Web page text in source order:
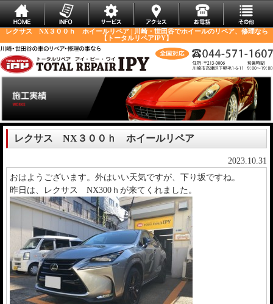
レクサス NX３００ｈ ホイールリペア | 川崎・世田谷でホイールのリペア、修理なら
【トータルリペアIPY】
レクサス NX３００ｈ ホイールリペア
2023.10.31
おはようございます。外はいい天気ですが、下り坂ですね。
昨日は、レクサス NX300ｈが来てくれました。